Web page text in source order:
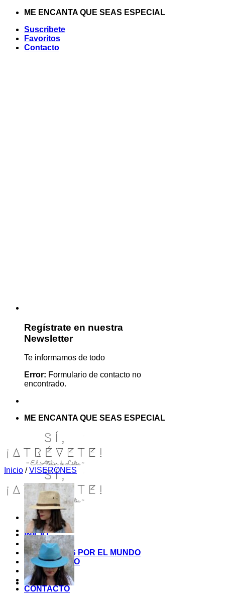
Saltar
contenido
ME ENCANTA QUE SEAS ESPECIAL
Suscribete
Favoritos
Contacto
Regístrate en nuestra
Newsletter
Te informamos de todo
Error: Formulario de contacto no
encontrado.
ME ENCANTA QUE SEAS ESPECIAL
INICIO
TIENDA
MIS COSITAS POR EL MUNDO
EL COMIENZO
BLOG
PAGOS
CONTACTO
Inicio / VISERONES